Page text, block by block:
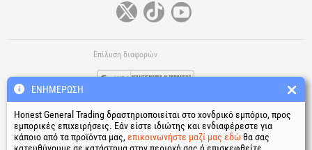
Επίλυση διαφορών
ΕΝΗΜΈΡΩΣΗ
Honest General Trading δραστηριοποιείται στο χονδρικό εμπόριο, προς
εμπορικές επιχειρήσεις. Εάν είστε ιδιώτης και ενδιαφέρεστε για
κάποιο από τα προϊόντα μας, επικοινωνήστε μαζί μας εδώ θα σας